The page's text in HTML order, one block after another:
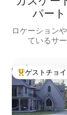
パー
ロケーション
ているサ
大好評のゲス
ゲストチョ